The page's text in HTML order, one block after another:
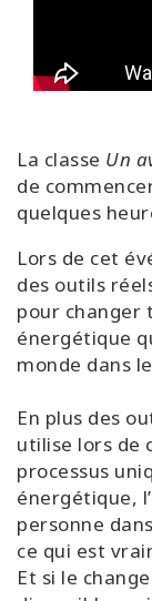
CONTACT
RECHERCHE
La classe Un
de
quelques
Lors de cet
des outils
pour changer
énergétique
monde dans
En plus des
utilise lors de
processus
énergétique,
personne
ce qui est
Et si le